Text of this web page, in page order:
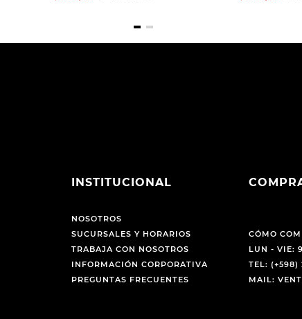
INSTITUCIONAL
NOSOTROS
SUCURSALES Y HORARIOS
TRABAJA CON NOSOTROS
INFORMACIÓN CORPORATIVA
PREGUNTAS FRECUENTES
CÓMO
LUN - VIE:
TEL: (+598)
MAIL: